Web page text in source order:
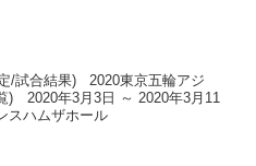
/試合結果) 2020東京五輪アジ
) 2020年3月3日 ～ 2020年3月11
ハムザホール